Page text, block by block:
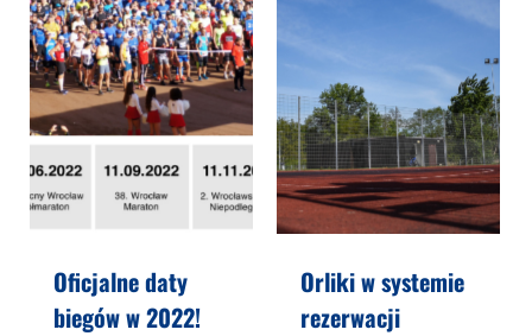
Oficjalne daty
biegów w 2022!
Orliki w systemie
rezerwacji